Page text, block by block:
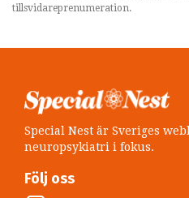
tillsvidareprenumeration.
Special Nest är Sveriges
neuropsykiatri i fokus.
Följ oss